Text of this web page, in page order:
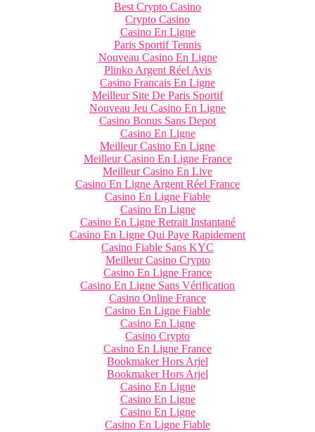
Best Crypto Casino
Crypto Casino
Casino En Ligne
Paris Sportif Tennis
Nouveau Casino En Ligne
Plinko Argent Réel Avis
Casino Francais En Ligne
Meilleur Site De Paris Sportif
Nouveau Jeu Casino En Ligne
Casino Bonus Sans Depot
Casino En Ligne
Meilleur Casino En Ligne
Meilleur Casino En Ligne France
Meilleur Casino En Live
Casino En Ligne Argent Réel France
Casino En Ligne Fiable
Casino En Ligne
Casino En Ligne Retrait Instantané
Casino En Ligne Qui Paye Rapidement
Casino Fiable Sans KYC
Meilleur Casino Crypto
Casino En Ligne France
Casino En Ligne Sans Vérification
Casino Online France
Casino En Ligne Fiable
Casino En Ligne
Casino Crypto
Casino En Ligne France
Bookmaker Hors Arjel
Bookmaker Hors Arjel
Casino En Ligne
Casino En Ligne
Casino En Ligne
Casino En Ligne Fiable